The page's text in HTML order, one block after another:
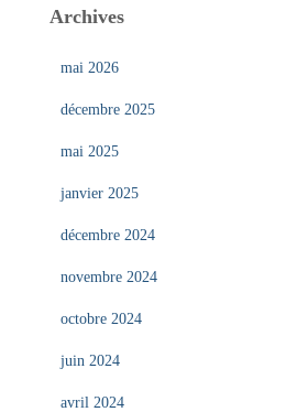
Archives
mai 2026
décembre 2025
mai 2025
janvier 2025
décembre 2024
novembre 2024
octobre 2024
juin 2024
avril 2024